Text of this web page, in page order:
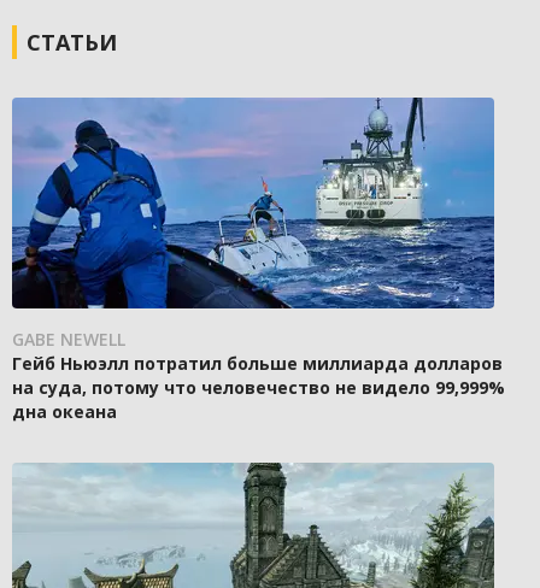
СТАТЬИ
GABE NEWELL
Гейб Ньюэлл потратил больше миллиарда долларов
на суда, потому что человечество не видело 99,999%
дна океана